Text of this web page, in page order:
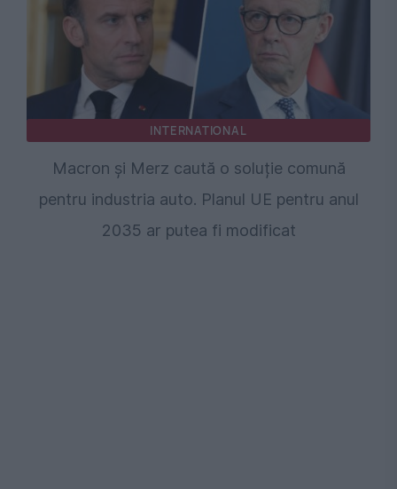
INTERNATIONAL
Macron și Merz caută o soluție comună
pentru industria auto. Planul UE pentru anul
2035 ar putea fi modificat